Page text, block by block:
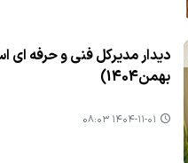
دیدار مدیرکل فنی و حرفه ای
بهمن1404)
۱۴۰۴-۱۱-۰۱ ۰۸:۰۳